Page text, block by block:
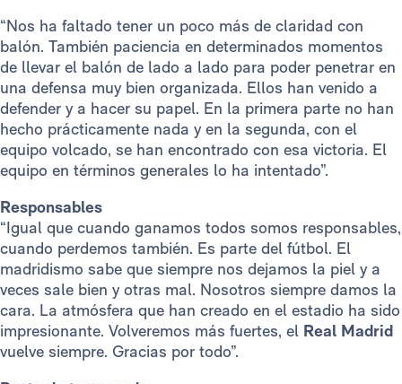
“Nos ha faltado tener un poco más de claridad con
balón. También paciencia en determinados momentos
de llevar el balón de lado a lado para poder penetrar en
una defensa muy bien organizada. Ellos han venido a
defender y a hacer su papel. En la primera parte no han
hecho prácticamente nada y en la segunda, con el
equipo volcado, se han encontrado con esa victoria. El
equipo en términos generales lo ha intentado”.
Responsables
“Igual que cuando ganamos todos somos responsables,
cuando perdemos también. Es parte del fútbol. El
madridismo sabe que siempre nos dejamos la piel y a
veces sale bien y otras mal. Nosotros siempre damos la
cara. La atmósfera que han creado en el estadio ha sido
impresionante. Volveremos más fuertes, el Real Madrid
vuelve siempre. Gracias por todo”.